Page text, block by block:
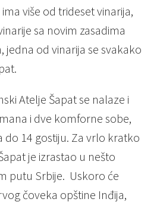
više od trideset vinarija,
sa novim zasadima
jedna od vinarija se svakako
Atelje Šapat se nalaze i
i dve komforne sobe,
14 gostiju. Za vrlo kratko
je izrastao u nešto
putu Srbije. Uskoro će
čoveka opštine Inđija,